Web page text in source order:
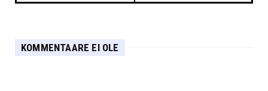
KOMMENTAARE EI OLE